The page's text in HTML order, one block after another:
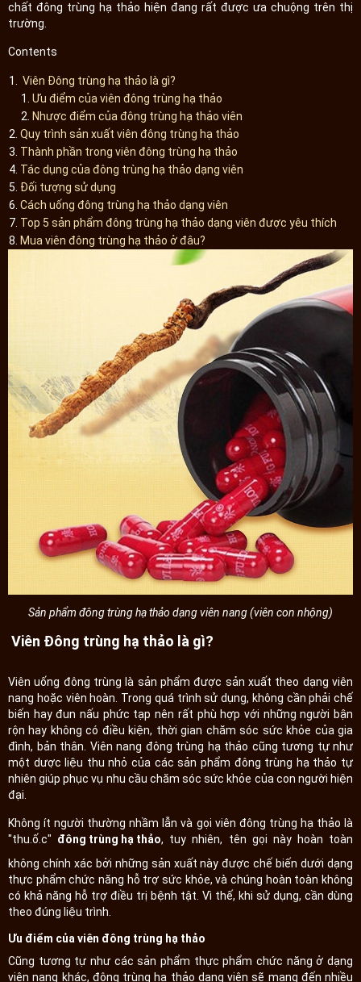
chất đông trùng hạ thảo hiện đang rất được ưa chuộng trên thị
trường.
Contents
Viên Đông trùng hạ thảo là gì?
Ưu điểm của viên đông trùng hạ thảo
Nhược điểm của đông trùng hạ thảo viên
Quy trình sản xuất viên đông trùng hạ thảo
Thành phần trong viên đông trùng hạ thảo
Tác dụng của đông trùng hạ thảo dạng viên
Đối tượng sử dụng
Cách uống đông trùng hạ thảo dạng viên
Top 5 sản phẩm đông trùng hạ thảo dạng viên được yêu thích
Mua viên đông trùng hạ thảo ở đâu?
Sản phẩm đông trùng hạ thảo dạng viên nang (viên con nhộng)
Viên Đông trùng hạ thảo là gì?
Viên uống đông trùng là sản phẩm được sản xuất theo dạng viên
nang hoặc viên hoàn. Trong quá trình sử dụng, không cần phải chế
biến hay đun nấu phức tạp nên rất phù hợp với những người bận
rộn hay không có điều kiện, thời gian chăm sóc sức khỏe của gia
đình, bản thân. Viên nang đông trùng hạ thảo cũng tương tự như
một dược liệu thu nhỏ của các sản phẩm đông trùng hạ thảo tự
nhiên giúp phục vụ nhu cầu chăm sóc sức khỏe của con người hiện
đại.
Không ít người thường nhầm lẫn và gọi viên đông trùng hạ thảo là
"thu.ố.c" đông trùng hạ thảo, tuy nhiên, tên gọi này hoàn toàn
không chính xác bởi những sản xuất này được chế biến dưới dạng
thực phẩm chức năng hỗ trợ sức khỏe, và chúng hoàn toàn không
có khả năng hỗ trợ điều trị bệnh tật. Vì thế, khi sử dụng, cần dùng
theo đúng liệu trình.
Ưu điểm của viên đông trùng hạ thảo
Cũng tương tự như các sản phẩm thực phẩm chức năng ở dạng
viên nang khác, đông trùng hạ thảo dạng viên sẽ mang đến nhiều